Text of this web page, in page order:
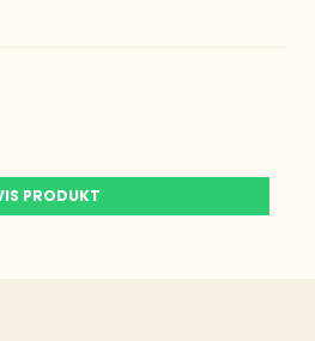
PRODUKT